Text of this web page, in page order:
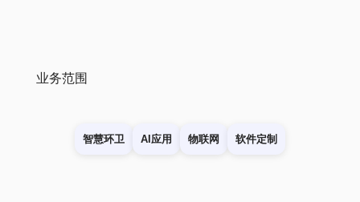
业务范围
智慧环卫 AI应用 物联网 软件定制